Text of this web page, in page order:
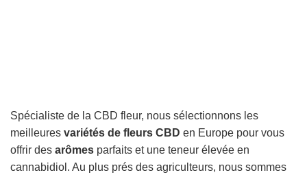
Spécialiste de la CBD fleur, nous sélectionnons les
meilleures variétés de fleurs CBD en Europe pour vous
offrir des arômes parfaits et une teneur élevée en
cannabidiol. Au plus prés des agriculteurs, nous sommes